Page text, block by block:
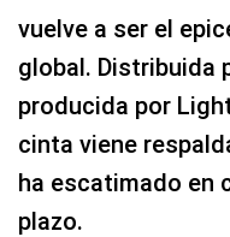
vuelve a ser el
global. Distribuida
producida por
cinta viene
ha escatimado en
plazo.